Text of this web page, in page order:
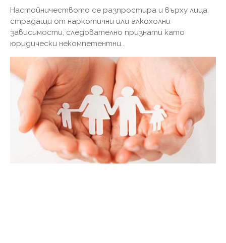
Настойничеството се разпростира и върху лица,
страдащи от наркотични или алкохолни
зависимости, следователно признати като
юридически некомпетентни..